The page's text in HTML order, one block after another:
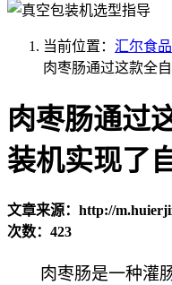
当前位置： 汇尔食
肉枣肠通过这款全
肉枣肠通过
装机实现了
文章来源：http://
次数：423
肉枣肠是一种灌